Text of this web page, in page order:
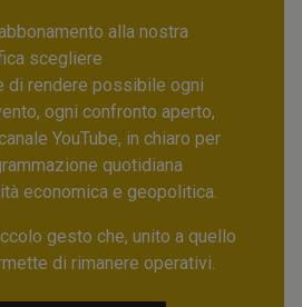
alla nostra
scegliere
di rendere possibile ogni
ogni confronto aperto,
YouTube, in chiaro per
quotidiana
economica e geopolitica.
gesto che, unito a quello
di rimanere operativi.